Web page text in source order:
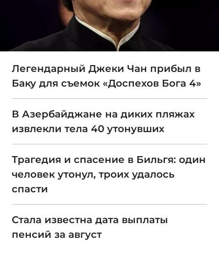
Легендарный Джеки Чан прибыл в
Баку для съемок «Доспехов Бога 4»
В Азербайджане на диких пляжах
извлекли тела 40 утонувших
Трагедия и спасение в Бильгя: один
человек утонул, троих удалось
спасти
Стала известна дата выплаты
пенсий за август